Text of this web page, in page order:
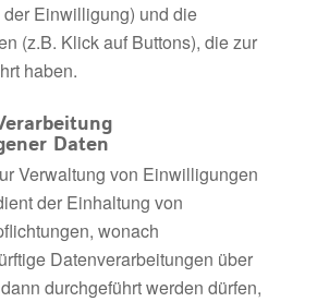
Einwilligung) und die
(z.B. Klick auf Buttons), die zur
haben.
Daten
Verwaltung von Einwilligungen
der Einhaltung von
wonach
Datenverarbeitungen über
durchgeführt werden dürfen,